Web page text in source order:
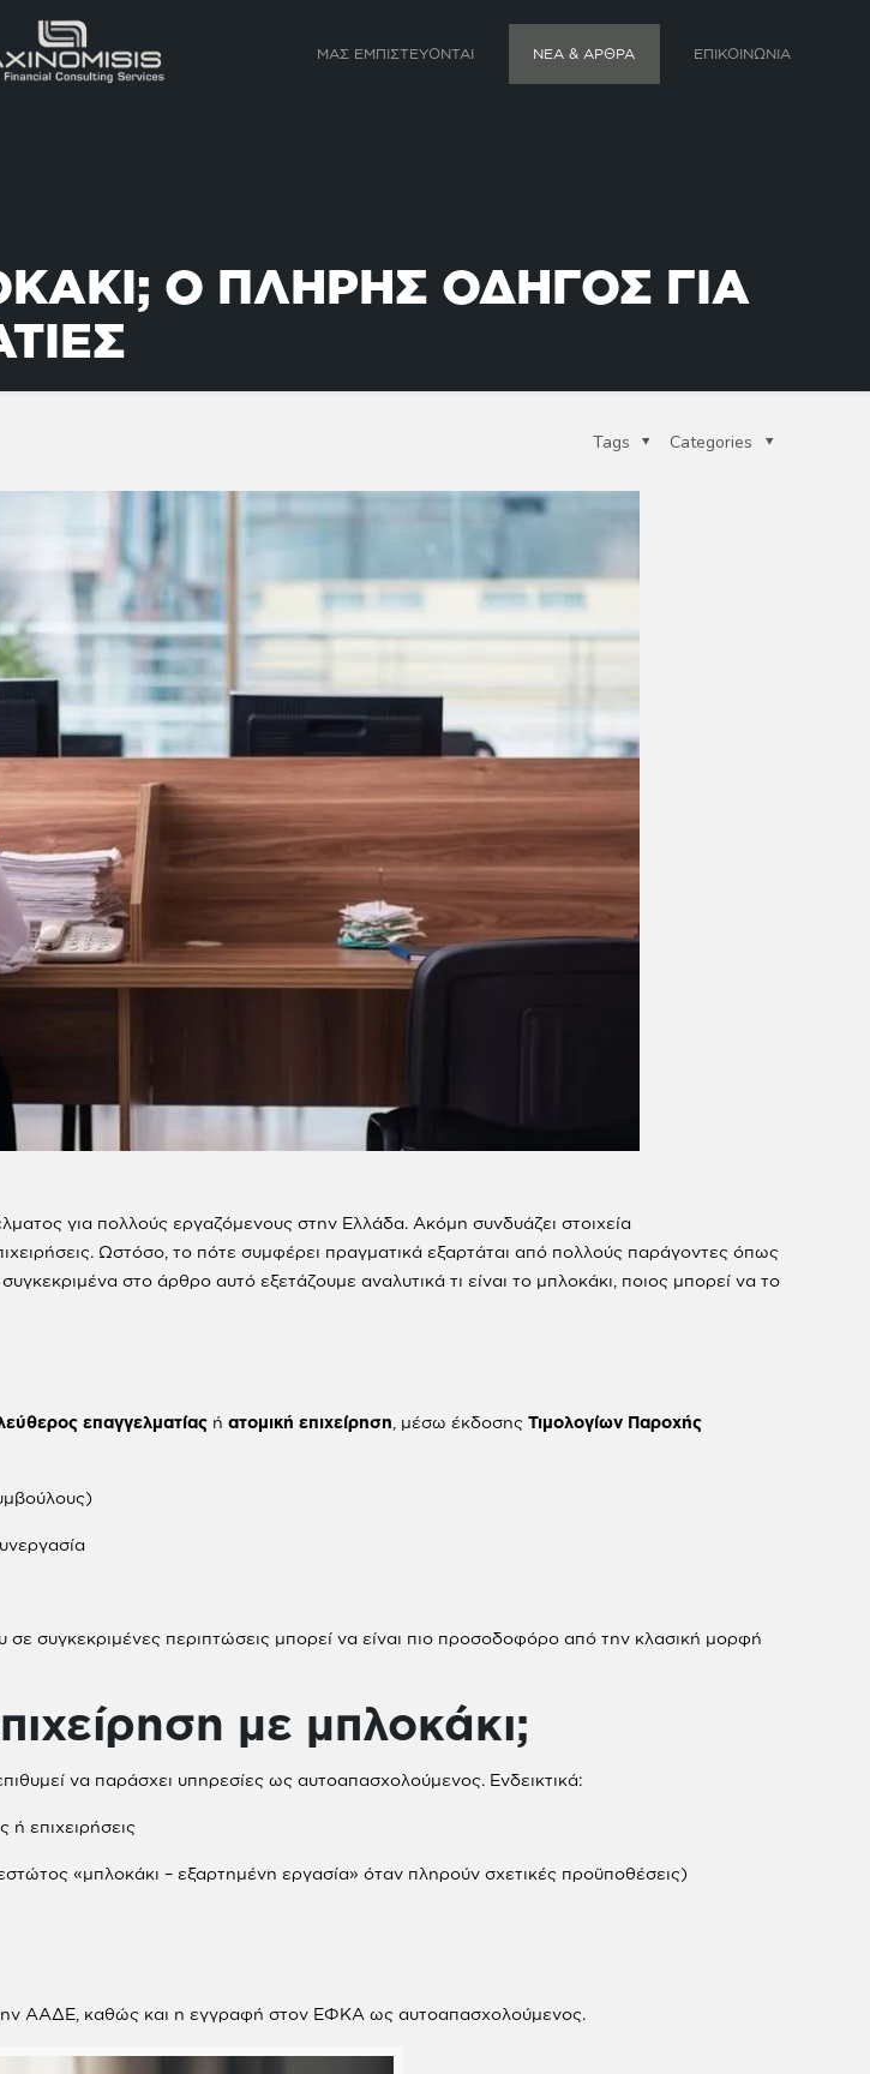
ΜΑΣ ΕΜΠΙΣΤΕΥΟΝΤΑΙ ΝΕΑ & ΑΡΘΡΑ ΕΠΙΚΟΙΝΩΝΙΑ
Ο ΠΛΗΡΗΣ ΟΔΗΓΟΣ ΓΙΑ
Categories
Tags
για πολλούς εργαζόμενους στην Ελλάδα. Ακόμη συνδυάζει στοιχεία
Ωστόσο, το πότε συμφέρει πραγματικά εξαρτάται από πολλούς παράγοντες όπως
στο άρθρο αυτό εξετάζουμε αναλυτικά τι είναι το μπλοκάκι, ποιος μπορεί να το
επαγγελματίας ήατομική επιχείρηση , μέσω έκδοσηςΤιμολογίων Παροχής
συγκεκριμένες περιπτώσεις μπορεί να είναι πιο προσοδοφόρο από την κλασική μορφή
με μπλοκάκι;
να παράσχει υπηρεσίες ως αυτοαπασχολούμενος. Ενδεικτικά:
επιχειρήσεις
«μπλοκάκι – εξαρτημένη εργασία» όταν πληρούν σχετικές προϋποθέσεις)
ΑΑΔΕ, καθώς και η εγγραφή στον ΕΦΚΑ ως αυτοαπασχολούμενος.